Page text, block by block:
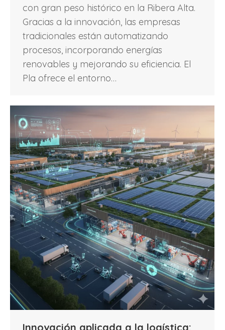
con gran peso histórico en la Ribera Alta.
Gracias a la innovación, las empresas
tradicionales están automatizando
procesos, incorporando energías
renovables y mejorando su eficiencia. El
Pla ofrece el entorno…
Innovación aplicada a la logística: